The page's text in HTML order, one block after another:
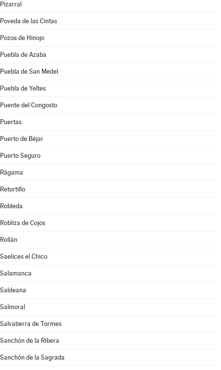
Pizarral
Poveda de las Cintas
Pozos de Hinojo
Puebla de Azaba
Puebla de San Medel
Puebla de Yeltes
Puente del Congosto
Puertas
Puerto de Béjar
Puerto Seguro
Rágama
Retortillo
Robleda
Robliza de Cojos
Rollán
Saelices el Chico
Salamanca
Saldeana
Salmoral
Salvatierra de Tormes
Sanchón de la Ribera
Sanchón de la Sagrada